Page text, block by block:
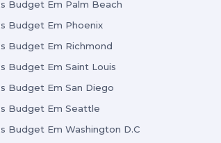
Budget Em Palm Beach
Budget Em Phoenix
Budget Em Richmond
Budget Em Saint Louis
Budget Em San Diego
Budget Em Seattle
Budget Em Washington D.C